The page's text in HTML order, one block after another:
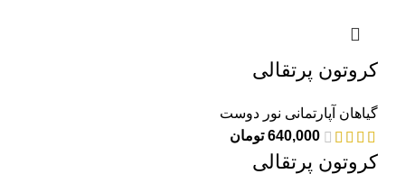
کروتون پرتقالی
گیاهان آپارتمانی نور دوست
640,000 تومان
کروتون پرتقالی